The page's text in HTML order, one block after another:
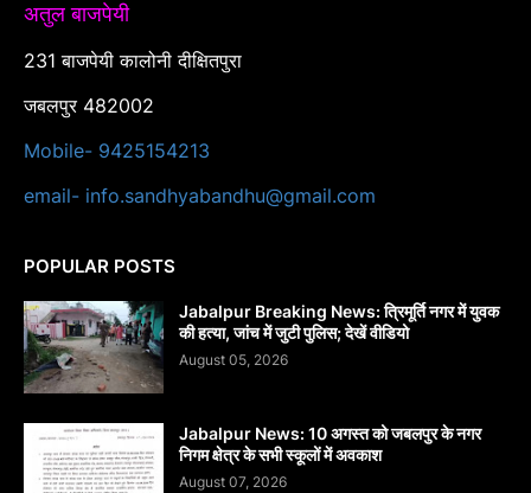
अतुल बाजपेयी
231 बाजपेयी कालोनी दीक्षितपुरा
जबलपुर 482002
Mobile- 9425154213
email- info.sandhyabandhu@gmail.com
POPULAR POSTS
Jabalpur Breaking News: त्रिमूर्ति नगर में युवक
की हत्या, जांच में जुटी पुलिस; देखें वीडियो
August 05, 2026
Jabalpur News: 10 अगस्त को जबलपुर के नगर
निगम क्षेत्र के सभी स्कूलों में अवकाश
August 07, 2026